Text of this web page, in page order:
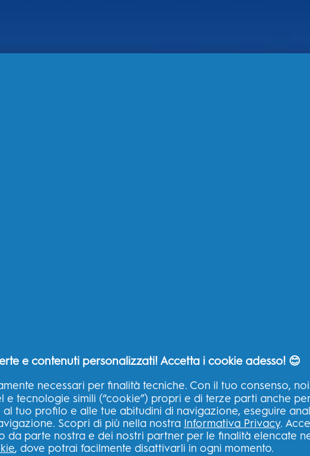
e contenuti personalizzati! Accetta i cookie adesso! 😊
necessari per finalità tecniche. Con il tuo consenso,
e tecnologie simili (“cookie”) propri e di terze parti anche
tuo profilo e alle tue abitudini di navigazione, eseguire
Scopri di più nella nostra Informativa Privacy.
da parte nostra e dei nostri partner per le finalità elencate
, dove potrai facilmente disattivarli in ogni momento.